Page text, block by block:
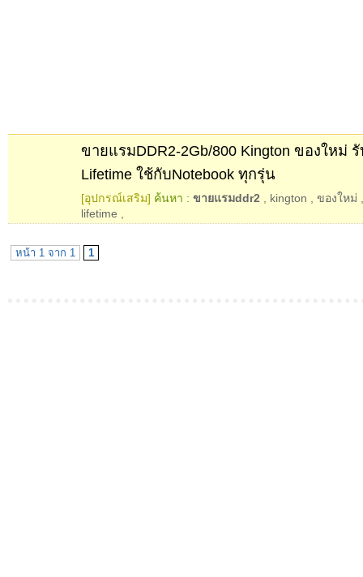
ขายแรมDDR2-2Gb/800 Kington ของใหม่
Lifetime ใช้กับNotebook ทุกรุ่น
[อุปกรณ์เสริม] ค้นหา : ขายแรมddr2 kington ของใหม่
lifetime
หน้า 1 จาก 1 1